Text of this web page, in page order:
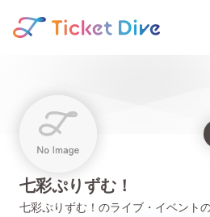
七彩ぷりずむ！
七彩ぷりずむ！ のライブ・イベント